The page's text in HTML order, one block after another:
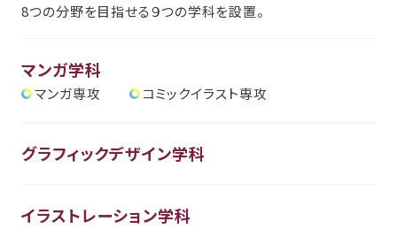
8つの分野を目指せる９つの学科を設置。
マンガ学科
マンガ専攻 コミックイラスト専攻
グラフィックデザイン学科
イラストレーション学科